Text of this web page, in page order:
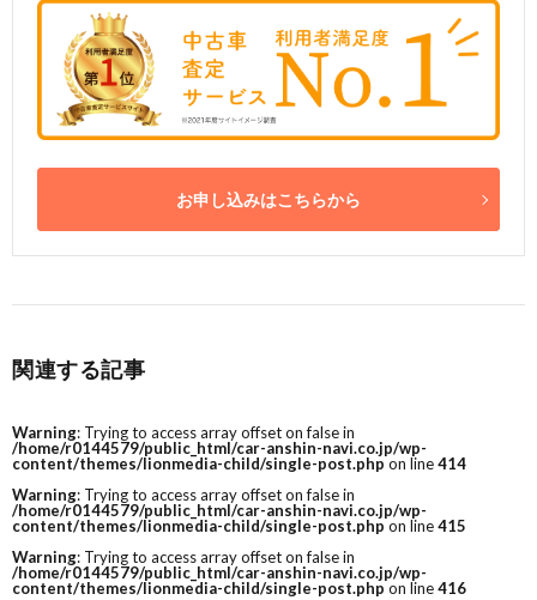
お申し込みはこちらから
関連する記事
Warning: Trying to access array offset on false in
/home/r0144579/public_html/car-anshin-navi.co.jp/wp-
content/themes/lionmedia-child/single-post.php on line414
Warning: Trying to access array offset on false in
/home/r0144579/public_html/car-anshin-navi.co.jp/wp-
content/themes/lionmedia-child/single-post.php on line415
Warning: Trying to access array offset on false in
/home/r0144579/public_html/car-anshin-navi.co.jp/wp-
content/themes/lionmedia-child/single-post.php on line416